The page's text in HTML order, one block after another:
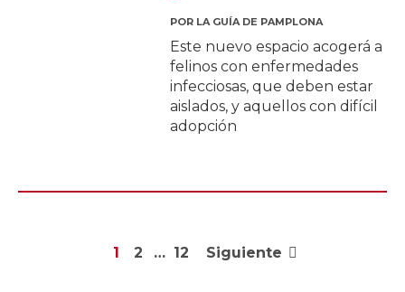
POR LA GUÍA DE PAMPLONA
Este nuevo espacio acogerá a
felinos con enfermedades
infecciosas, que deben estar
aislados, y aquellos con difícil
adopción
1 2 … 12 Siguiente